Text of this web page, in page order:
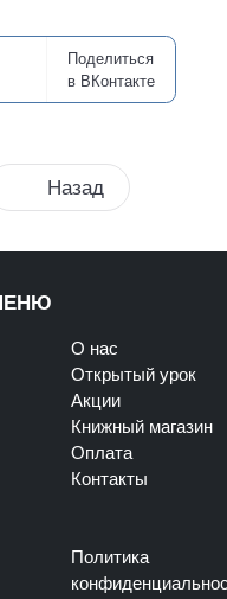
Поделиться
в ВКонтакте
Назад
О нас
Открытый урок
Акции
Книжный магазин
Оплата
Контакты
Политика